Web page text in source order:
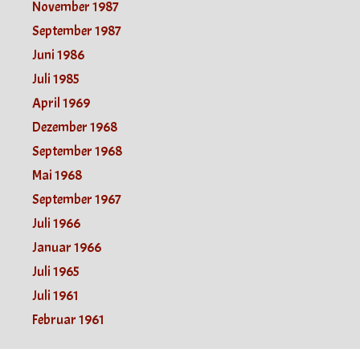
November 1987
September 1987
Juni 1986
Juli 1985
April 1969
Dezember 1968
September 1968
Mai 1968
September 1967
Juli 1966
Januar 1966
Juli 1965
Juli 1961
Februar 1961